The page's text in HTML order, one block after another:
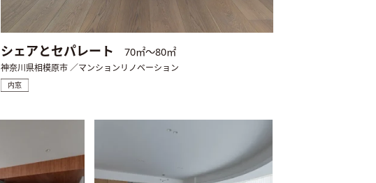
シェアとセパレート 70㎡〜80㎡
神奈川県相模原市 ／マンションリノベーション
内窓